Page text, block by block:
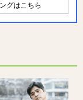
グはこちら